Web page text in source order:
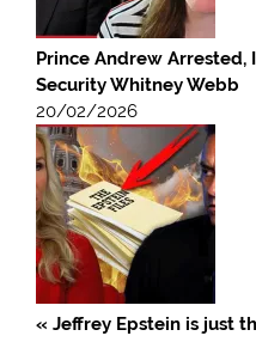
Prince Andrew Arrested,
Security Whitney Webb
20/02/2026
« Jeffrey Epstein is just